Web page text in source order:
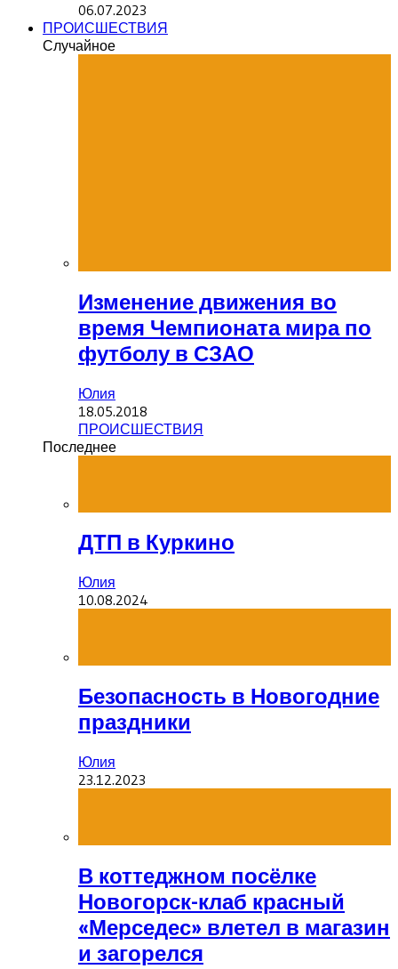
06.07.2023
ПРОИСШЕСТВИЯ
Случайное
Изменение движения во
время Чемпионата мира по
футболу в СЗАО
Юлия
18.05.2018
ПРОИСШЕСТВИЯ
Последнее
ДТП в Куркино
Юлия
10.08.2024
Безопасность в Новогодние
праздники
Юлия
23.12.2023
В коттеджном посёлке
Новогорск-клаб красный
«Мерседес» влетел в магазин
и загорелся